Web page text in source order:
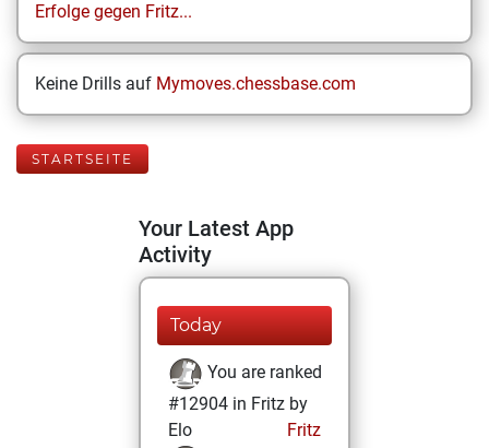
Erfolge gegen Fritz...
Keine Drills auf Mymoves.chessbase.com
STARTSEITE
Your Latest App
Activity
Today
You are ranked
#12904 in Fritz by
Elo
Fritz